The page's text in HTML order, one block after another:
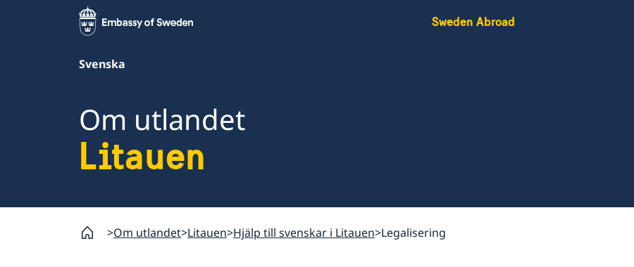
Sweden Abroad
Svenska
Om utlandet
Litauen
Om utlandet Litauen Hjälp till svenskar i Litauen Legalisering